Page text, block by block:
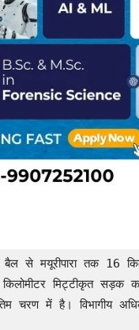
मिट्टीकृत सड़क
चरण में है। विभागीय